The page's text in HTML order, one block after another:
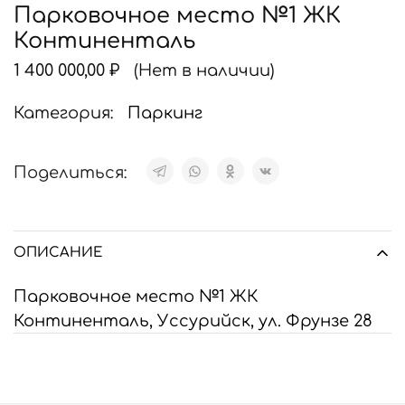
Парковочное место №1 ЖК
Континенталь
1 400 000,00 ₽ (Нет в наличии)
Категория: Паркинг
Поделиться:
ОПИСАНИЕ
Парковочное место №1 ЖК
Континенталь, Уссурийск, ул. Фрунзе 28